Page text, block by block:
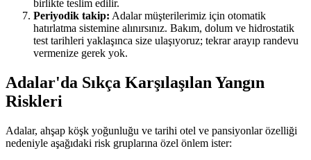
birlikte teslim edilir.
Periyodik takip: Adalar müşterilerimiz için otomatik
hatırlatma sistemine alınırsınız. Bakım, dolum ve hidrostatik
test tarihleri yaklaşınca size ulaşıyoruz; tekrar arayıp randevu
vermenize gerek yok.
Adalar'da Sıkça Karşılaşılan Yangın
Riskleri
Adalar, ahşap köşk yoğunluğu ve tarihi otel ve pansiyonlar özelliği
nedeniyle aşağıdaki risk gruplarına özel önlem ister: